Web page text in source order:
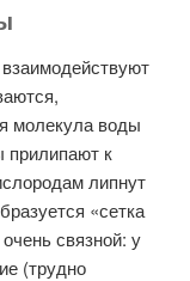
молекула воды
прилипают к
липнут
«сетка
связной: у
(трудно